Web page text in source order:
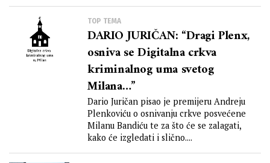
TOP TEMA
DARIO JURIČAN: “Dragi Plenx,
osniva se Digitalna crkva
kriminalnog uma svetog
Milana…”
Dario Juričan pisao je premijeru Andreju
Plenkoviću o osnivanju crkve posvećene
Milanu Bandiću te za što će se zalagati,
kako će izgledati i slično....